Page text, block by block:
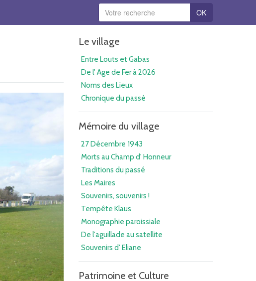
OK
Le village
Entre Louts et Gabas
De l' Age de Fer à 2026
Noms des Lieux
Chronique du passé
Mémoire du village
27 Décembre 1943
Morts au Champ d' Honneur
Traditions du passé
Les Maires
Souvenirs, souvenirs !
Tempête Klaus
Monographie paroissiale
De l'aguillade au satellite
Souvenirs d' Eliane
Patrimoine et Culture